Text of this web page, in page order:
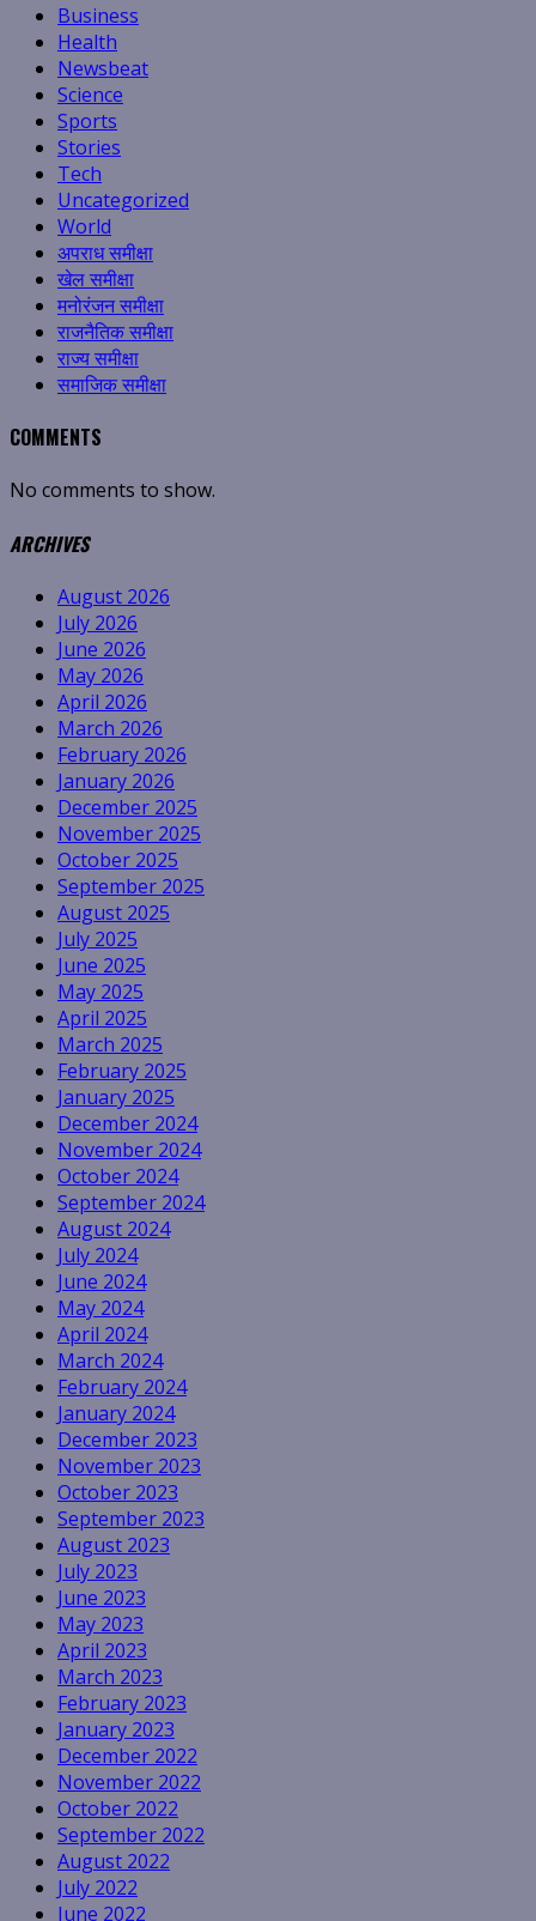
Business
Health
Newsbeat
Science
Sports
Stories
Tech
Uncategorized
World
अपराध समीक्षा
खेल समीक्षा
मनोरंजन समीक्षा
राजनैतिक समीक्षा
राज्य समीक्षा
समाजिक समीक्षा
COMMENTS
No comments to show.
ARCHIVES
August 2026
July 2026
June 2026
May 2026
April 2026
March 2026
February 2026
January 2026
December 2025
November 2025
October 2025
September 2025
August 2025
July 2025
June 2025
May 2025
April 2025
March 2025
February 2025
January 2025
December 2024
November 2024
October 2024
September 2024
August 2024
July 2024
June 2024
May 2024
April 2024
March 2024
February 2024
January 2024
December 2023
November 2023
October 2023
September 2023
August 2023
July 2023
June 2023
May 2023
April 2023
March 2023
February 2023
January 2023
December 2022
November 2022
October 2022
September 2022
August 2022
July 2022
June 2022